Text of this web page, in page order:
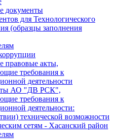
документы
для Технологического
(образцы заполнения
правовые акты,
требования к
деятельности
АО "ДВ РСК",
требования к
деятельности:
технической возможности
сетям - Хасанский район